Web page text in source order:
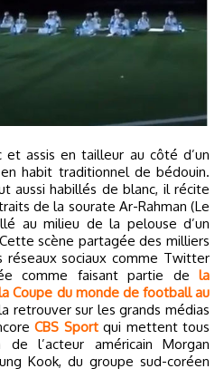
habit traditionnel de bédouin.
aussi habillés de blanc, il récite
de la sourate Ar-Rahman (Le
au milieu de la pelouse d’un
scène partagée des milliers
sociaux comme Twitter
comme faisant partie de la
Coupe du monde de football au
retrouver sur les grands médias
CBS Sportqui mettent tous
l’acteur américain Morgan
Kook, du groupe sud-coréen